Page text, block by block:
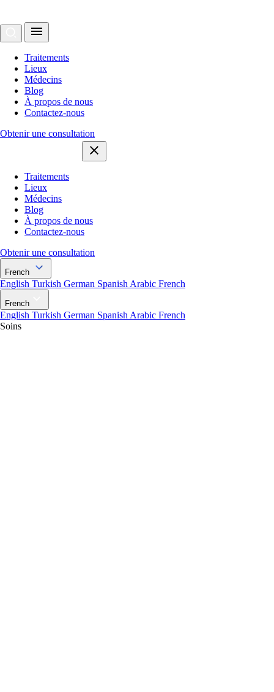
Traitements
Lieux
Médecins
Blog
À propos de nous
Contactez-nous
Obtenir une consultation
Traitements
Lieux
Médecins
Blog
À propos de nous
Contactez-nous
Obtenir une consultation
French
English Turkish German Spanish Arabic French
French
English Turkish German Spanish Arabic French
Soins